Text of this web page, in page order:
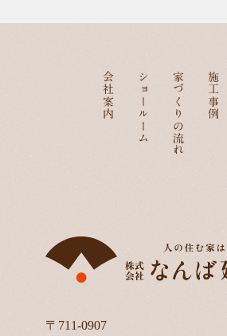
施工事例
家づくりの流れ
ショールーム
会社案内
〒711-0907